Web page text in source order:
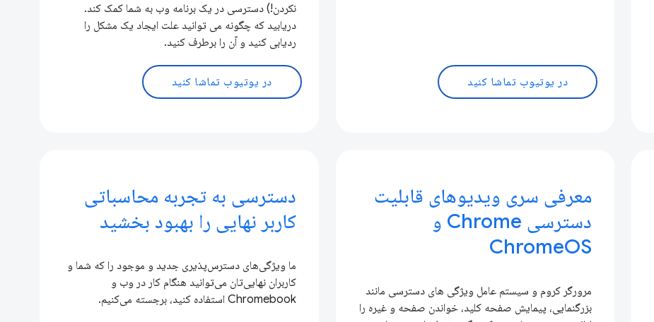
در یوتیوب تماشا کنید
نکردن!) دسترسی در یک برنامه وب به شما کمک کند.
دریابید که چگونه می توانید علت ایجاد یک مشکل را
ردیابی کنید و آن را برطرف کنید.
در یوتیوب تماشا کنید
معرفی سری ویدیوهای قابلیت
دسترسی Chrome و
ChromeOS
مرورگر کروم و سیستم عامل ویژگی های دسترسی مانند
بزرگنمایی، پیمایش صفحه کلید، خواندن صفحه و غیره را
دسترسی به تجربه محاسباتی
کاربر نهایی را بهبود بخشید
ما ویژگی‌های دسترس‌پذیری جدید و موجود را که شما و
کاربران نهایی‌تان می‌توانید هنگام کار در وب و
Chromebook استفاده کنید، برجسته می‌کنیم.